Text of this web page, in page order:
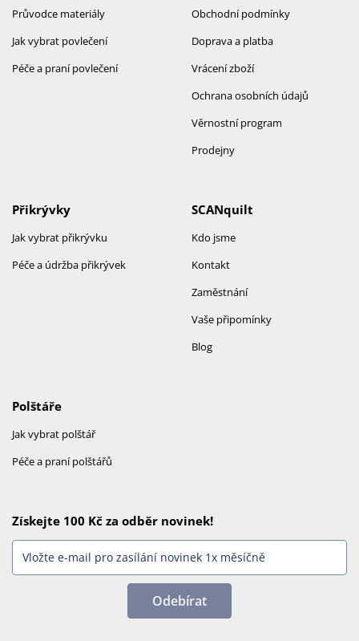
Průvodce materiály
Jak vybrat povlečení
Péče a praní povlečení
Obchodní podmínky
Doprava a platba
Vrácení zboží
Ochrana osobních údajů
Věrnostní program
Prodejny
SCANquilt
Kdo jsme
Kontakt
Zaměstnání
Vaše připomínky
Blog
Přikrývky
Jak vybrat přikrývku
Péče a údržba přikrývek
Polštáře
Jak vybrat polštář
Péče a praní polštářů
Získejte 100 Kč za odběr novinek!
Odebírat